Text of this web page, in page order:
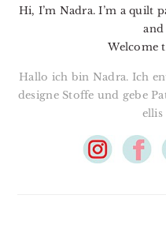
Hi, I’m Nadra. I’m a quilt
and
Welcome
Hallo ich bin Nadra. Ich
designe Stoffe und gebe
ellis